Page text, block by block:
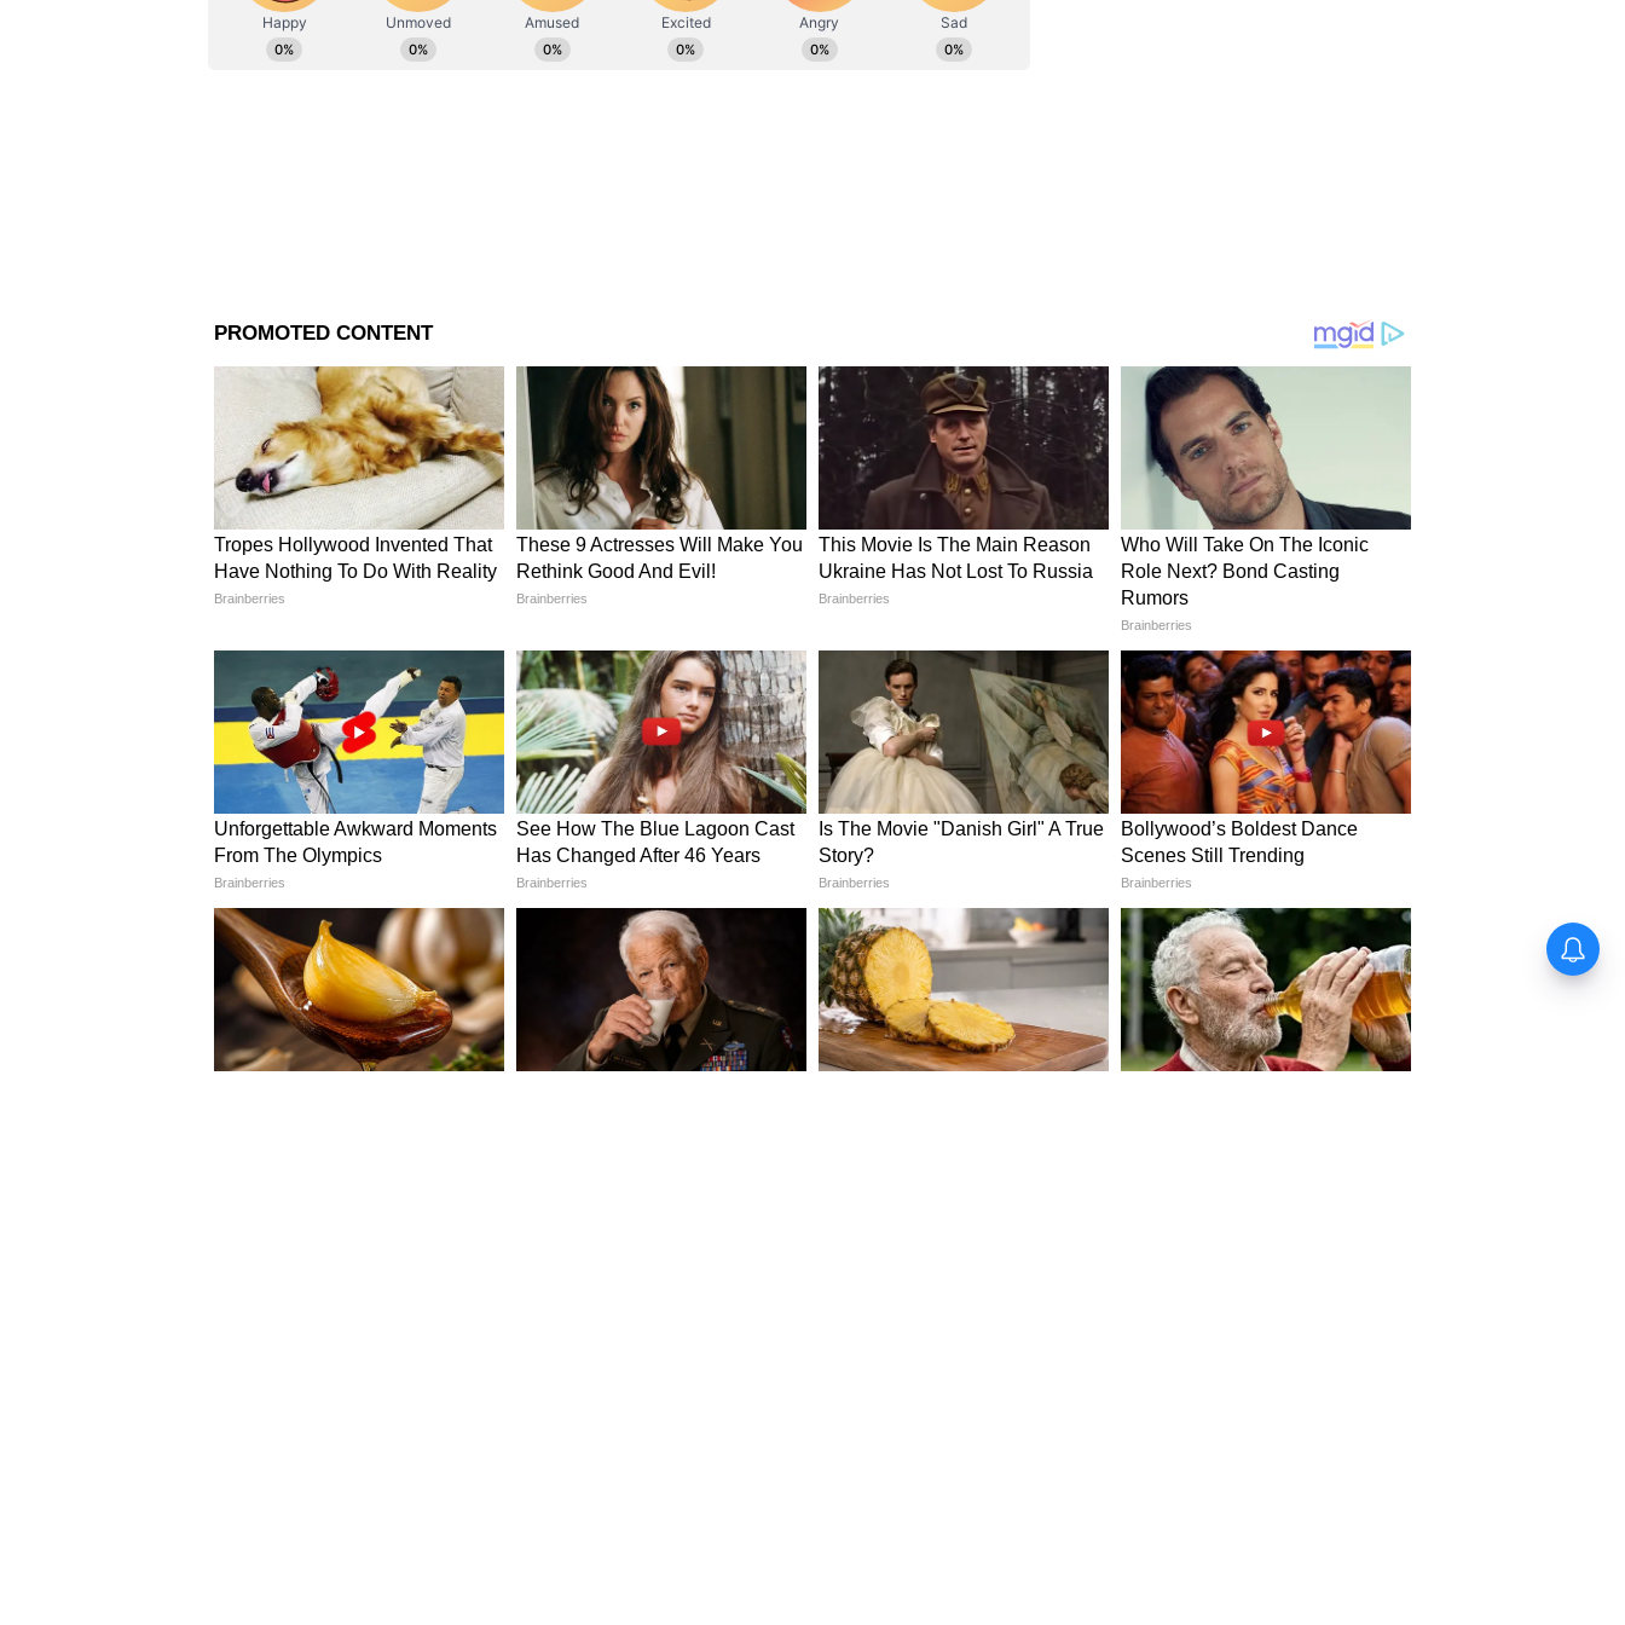
রাজ্যের চারটি রাজনৈতিক দল সিপিএম, কংগ্রেস, বিজেপি ও তৃণমূল- ইতিমধ্যেই জোরদার
প্রচার শুরু করে দিয়েছে। মুখ্যমন্ত্রী উত্তরবঙ্গে থেকেই এদিন ভোট প্রচার শুরু করলেন।
আরও পড়ুনঃ
'তাঁর আমলে ২৬ হাজারেও বেশি বোমা ফেলা হয়েছে', ওবামার ভারতীয় মুসলিম মন্তব্যে
তোপ রাজনাথের
পঞ্চায়েতর আগে পাটনা বৈঠক সমস্যা তৈরি করছে বাম-কংগ্রেস আর তৃণমূলের জন্য,
স্বাচ্ছন্দ্যে শুধুমাত্র বিজেপি
পঞ্চায়েত নির্বাচনে সিবিআই তদন্তের নির্দেশের রায় খারিজ, এক সদস্যের কমিশন গঠন
কলকাতা হাইকোর্টের